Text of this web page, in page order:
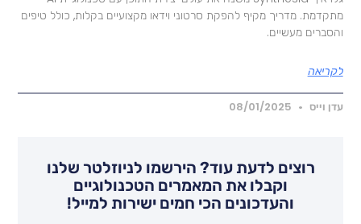
מדריך מקיף להפקת סרטוני וידאו מקצועיים בקלות, כולל טיפים
מעשיים.
וייס 08/01/2025
רוצים לדעת עוד? הירשמו לניוזלטר שלנו
וקבלו את המאמרים הטכנולוגיים
והעדכונים הכי חמים ישירות למייל!